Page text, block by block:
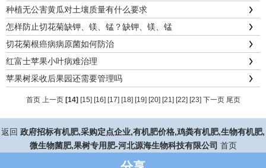
种植无公害黄瓜对土壤质量有什么要求
怎样防止切花菊缺钾、镁、锰？缺钾、镁、锰
切花菊根癌病病原菌如何防治
红富士苹果小叶病难治理
苹果树采收后果园还需要管理吗
首页 上一页 [14] [15] [16] [17] [18] [19] [20] [21] [22] [23] 下一页 尾页
返回 政府招标有机肥,采购定点企业,有机肥价格,鸡粪有机肥,生物有机肥,
微生物菌肥,果树专用肥-河北源海生物科技有限公司 首页